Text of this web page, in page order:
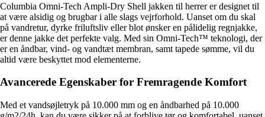
Columbia Omni-Tech Ampli-Dry Shell jakken til herrer er designet til
at være alsidig og brugbar i alle slags vejrforhold. Uanset om du skal
på vandretur, dyrke friluftsliv eller blot ønsker en pålidelig regnjakke,
er denne jakke det perfekte valg. Med sin Omni-Tech™ teknologi, der
er en åndbar, vind- og vandtæt membran, samt tapede sømme, vil du
altid være beskyttet mod elementerne.
Avancerede Egenskaber for Fremragende Komfort
Med et vandsøjletryk på 10.000 mm og en åndbarhed på 10.000